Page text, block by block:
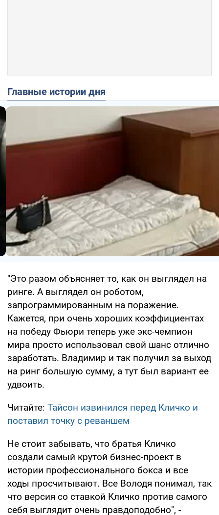
Главные истории дня
"Это разом объясняет то, как он выглядел на
ринге. А выглядел он роботом,
запрограммированным на поражение.
Кажется, при очень хороших коэффициентах
на победу Фьюри теперь уже экс-чемпион
мира просто использовал свой шанс отлично
заработать. Владимир и так получил за выход
на ринг большую сумму, а тут был вариант ее
удвоить.
Читайте: Тайсон извинился перед Кличко и
поставил точку с реваншем
Не стоит забывать, что братья Кличко
создали самый крутой бизнес-проект в
истории профессионального бокса и все
ходы просчитывают. Все Володя понимал, так
что версия со ставкой Кличко против самого
себя выглядит очень правдоподобно", -